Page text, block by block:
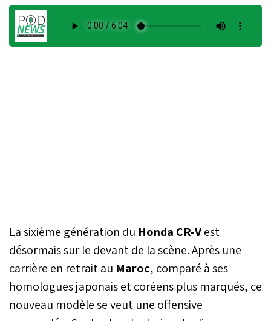
La sixième génération du Honda CR-Vest
désormais sur le devant de la scène. Après une
carrière en retrait au Maroc, comparé à ses
homologues japonais et coréens plus marqués, ce
nouveau modèle se veut une offensive